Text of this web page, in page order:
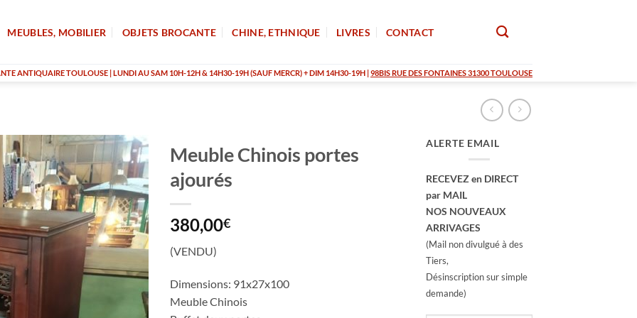
MEUBLES, MOBILIER OBJETS BROCANTE CHINE, ETHNIQUE LIVRES CONTACT
ANTIQUAIRE TOULOUSE | LUNDI AU SAM 10H-12H & 14H30-19H (SAUF MERCR) + DIM 14H30-19H |98BIS RUE DES FONTAINES 31300 TOULOUSE
Meuble Chinois portes
ajourés
380,00€
(VENDU)
Dimensions: 91x27x100
Meuble Chinois
ALERTE EMAIL
RECEVEZ en DIRECT
par MAIL
NOS NOUVEAUX
ARRIVAGES
(Mail non divulgué à des
Tiers,
Désinscription sur simple
demande)